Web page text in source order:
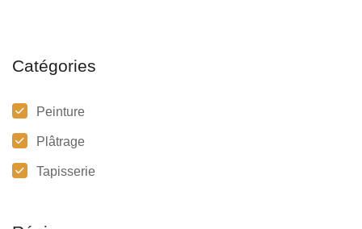
Catégories
Peinture
Plâtrage
Tapisserie